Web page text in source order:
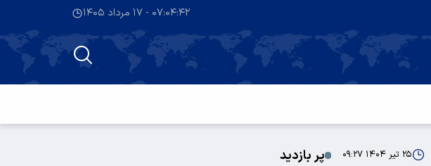
۰۷:۰۴:۴۳ - ۱۷ مرداد ۱۴۰۵
۲۵ تیر ۱۴۰۴ ۰۹:۲۷ پر بازدید